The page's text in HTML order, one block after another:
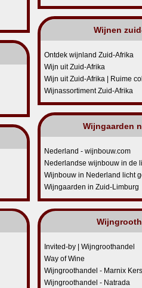
Wijnen
Ontdek wijnland Zuid-Afrika
Wijn uit Zuid-Afrika
Wijn uit Zuid-Afrika | Ruime
Wijnassortiment Zuid-Afrika
Wijngaarden
Nederland - wijnbouw.com
Nederlandse wijnbouw in de
Wijnbouw in Nederland licht
Wijngaarden in Zuid-Limburg
Invited-by | Wijngroothandel
Way of Wine
Wijngroothandel - Marnix
Wijngroothandel - Natrada